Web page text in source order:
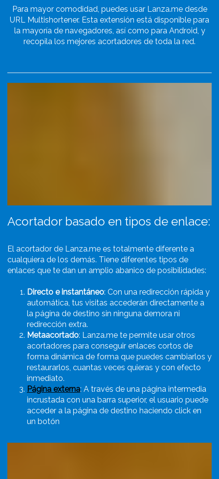
Para mayor comodidad, puedes usar Lanza.me desde
URL Multishortener. Esta extensión está disponible para
la mayoría de navegadores, así como para Android, y
recopila los mejores acortadores de toda la red.
Acortador basado en tipos de enlace:
El acortador de Lanza.me es totalmente diferente a
cualquiera de los demás. Tiene diferentes tipos de
enlaces que te dan un amplio abanico de posibilidades:
Directo e instantáneo: Con una redirección rápida y
automática, tus visitas accederán directamente a
la página de destino sin ninguna demora ni
redirección extra.
Metaacortado: Lanza.me te permite usar otros
acortadores para conseguir enlaces cortos de
forma dinámica de forma que puedes cambiarlos y
restaurarlos, cuantas veces quieras y con efecto
inmediato.
Página externa: A través de una página intermedia
incrustada con una barra superior, el usuario puede
acceder a la página de destino haciendo click en
un botón